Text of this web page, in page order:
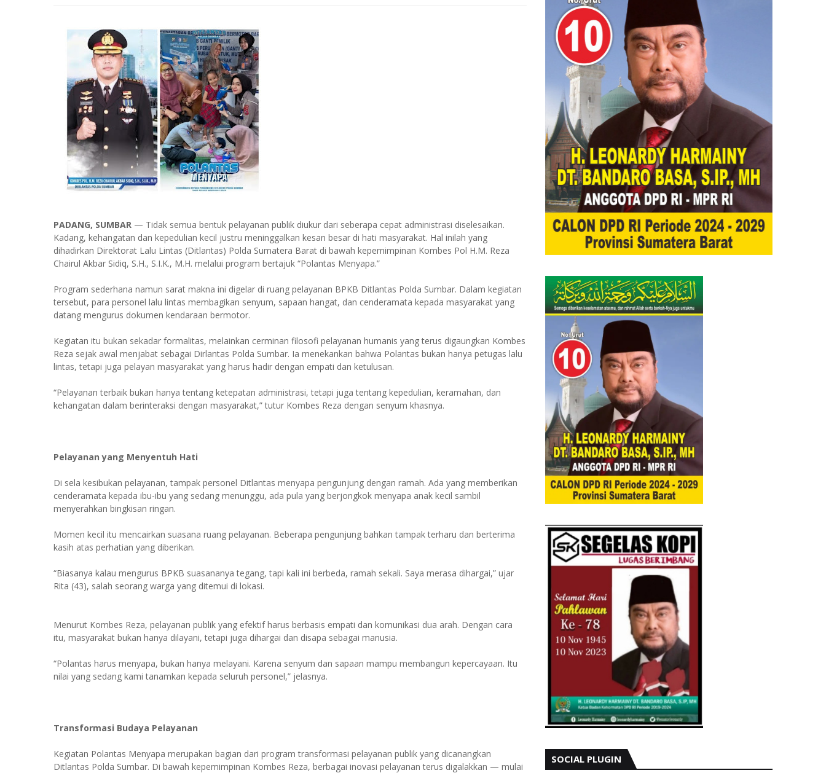
PADANG, SUMBAR — Tidak semua bentuk pelayanan publik diukur dari seberapa cepat administrasi diselesaikan.
Kadang, kehangatan dan kepedulian kecil justru meninggalkan kesan besar di hati masyarakat. Hal inilah yang
dihadirkan Direktorat Lalu Lintas (Ditlantas) Polda Sumatera Barat di bawah kepemimpinan Kombes Pol H.M. Reza
Chairul Akbar Sidiq, S.H., S.I.K., M.H. melalui program bertajuk “Polantas Menyapa.”
Program sederhana namun sarat makna ini digelar di ruang pelayanan BPKB Ditlantas Polda Sumbar. Dalam kegiatan
tersebut, para personel lalu lintas membagikan senyum, sapaan hangat, dan cenderamata kepada masyarakat yang
datang mengurus dokumen kendaraan bermotor.
Kegiatan itu bukan sekadar formalitas, melainkan cerminan filosofi pelayanan humanis yang terus digaungkan Kombes
Reza sejak awal menjabat sebagai Dirlantas Polda Sumbar. Ia menekankan bahwa Polantas bukan hanya petugas lalu
lintas, tetapi juga pelayan masyarakat yang harus hadir dengan empati dan ketulusan.
“Pelayanan terbaik bukan hanya tentang ketepatan administrasi, tetapi juga tentang kepedulian, keramahan, dan
kehangatan dalam berinteraksi dengan masyarakat,” tutur Kombes Reza dengan senyum khasnya.
Pelayanan yang Menyentuh Hati
Di sela kesibukan pelayanan, tampak personel Ditlantas menyapa pengunjung dengan ramah. Ada yang memberikan
cenderamata kepada ibu-ibu yang sedang menunggu, ada pula yang berjongkok menyapa anak kecil sambil
menyerahkan bingkisan ringan.
Momen kecil itu mencairkan suasana ruang pelayanan. Beberapa pengunjung bahkan tampak terharu dan berterima
kasih atas perhatian yang diberikan.
“Biasanya kalau mengurus BPKB suasananya tegang, tapi kali ini berbeda, ramah sekali. Saya merasa dihargai,” ujar
Rita (43), salah seorang warga yang ditemui di lokasi.
Menurut Kombes Reza, pelayanan publik yang efektif harus berbasis empati dan komunikasi dua arah. Dengan cara
itu, masyarakat bukan hanya dilayani, tetapi juga dihargai dan disapa sebagai manusia.
“Polantas harus menyapa, bukan hanya melayani. Karena senyum dan sapaan mampu membangun kepercayaan. Itu
nilai yang sedang kami tanamkan kepada seluruh personel,” jelasnya.
Transformasi Budaya Pelayanan
Kegiatan Polantas Menyapa merupakan bagian dari program transformasi pelayanan publik yang dicanangkan
Ditlantas Polda Sumbar. Di bawah kepemimpinan Kombes Reza, berbagai inovasi pelayanan terus digalakkan — mulai
SOCIAL PLUGIN